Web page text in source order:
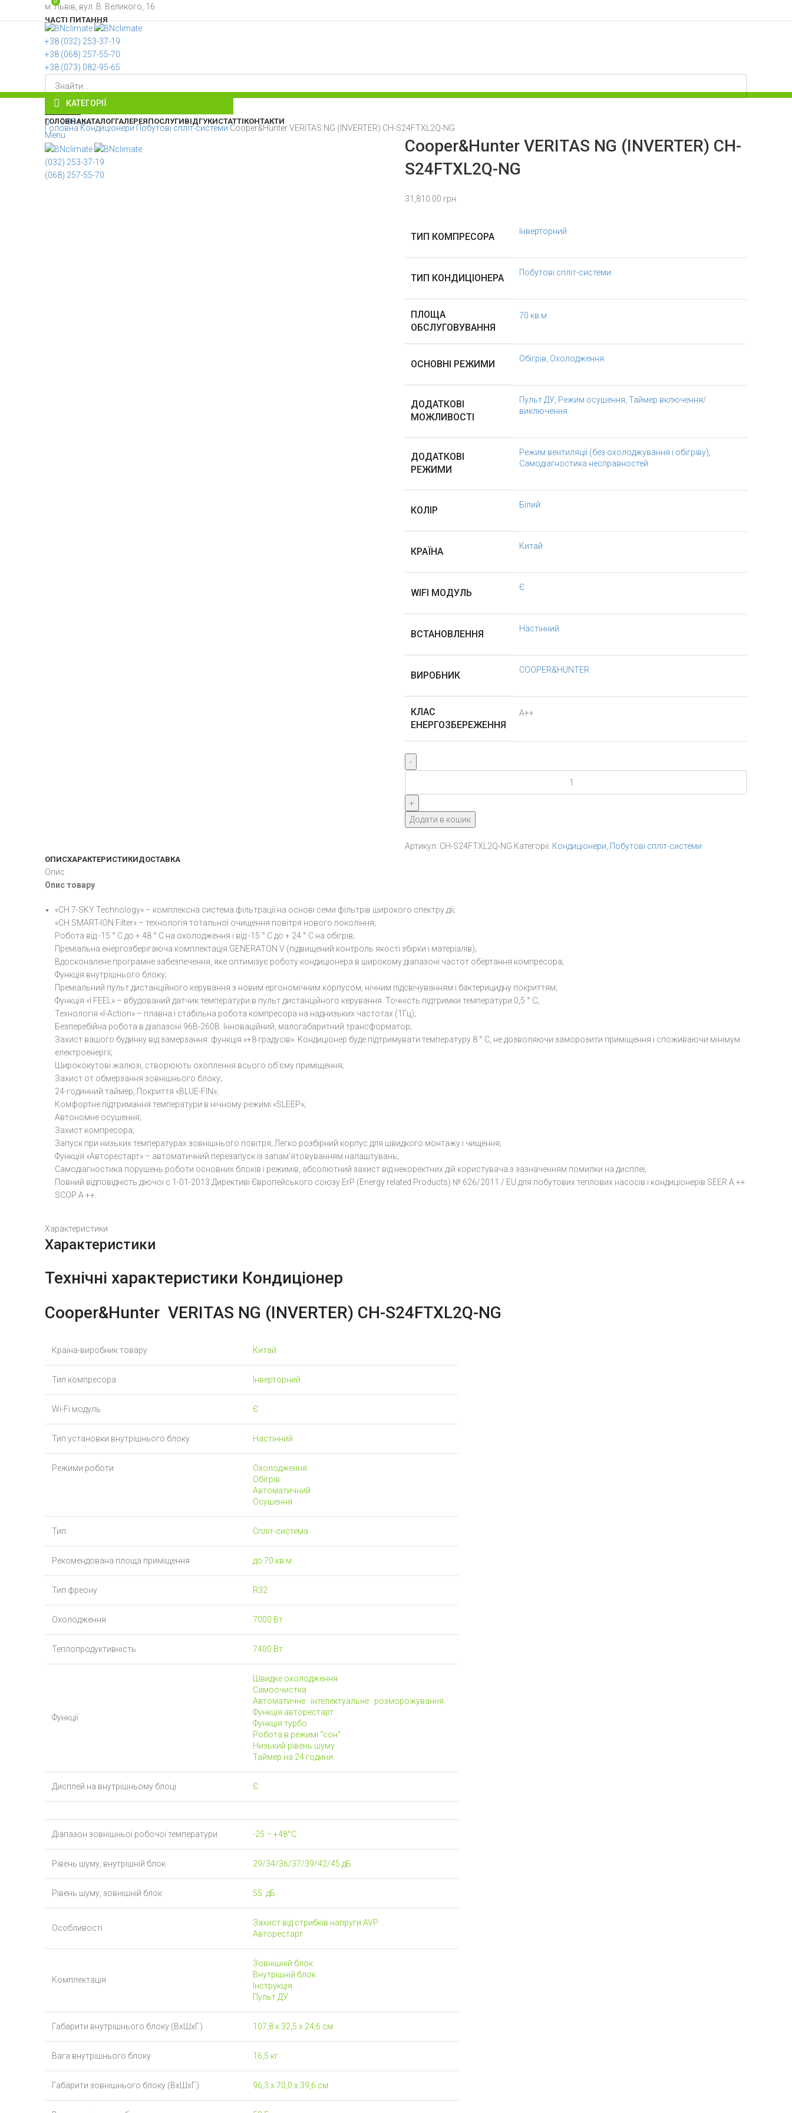
м. Львів, вул. В. Великого, 16
ЧАСТІ ПИТАННЯ
+38 ‎(032) 253-37-19
+38 (068) 257-55-70
+38 (073) 082-95-65
ОБЕРІТЬ КАТЕГОРІЮ
Search
0
0.00грн.
Menu
(032) 253-37-19
(068) 257-55-70
КАТЕГОРІЇ
ГОЛОВНАКАТАЛОГГАЛЕРЕЯПОСЛУГИВІДГУКИСТАТТІКОНТАКТИ
Головна Кондиціонери Побутові спліт-системи Cooper&Hunter VERITAS NG (INVERTER) CH-S24FTXL2Q-NG
Cooper&Hunter VERITAS NG (INVERTER) CH-
S24FTXL2Q-NG
31,810.00 грн.
ТИП КОМПРЕСОРА Інверторний
ТИП КОНДИЦІОНЕРА Побутові спліт-системи
ПЛОЩА
ОБСЛУГОВУВАННЯ
70 кв.м
ОСНОВНІ РЕЖИМИ Обігрів Охолодження
ДОДАТКОВІ
МОЖЛИВОСТІ
Пульт ДУ Режим осушення Таймер включення/
виключення
ДОДАТКОВІ
РЕЖИМИ
Режим вентиляції (без охолоджування і обігріву)
Самодіагностика несправностей
КОЛІР Білий
КРАЇНА Китай
WIFI МОДУЛЬ Є
ВСТАНОВЛЕННЯ Настінний
ВИРОБНИК COOPER&HUNTER
КЛАС
ЕНЕРГОЗБЕРЕЖЕННЯ
А++
NG
(INVERTER)
CH-
S24FTXL2Q-
NG
Додати в кошик
Артикул: CH-S24FTXL2Q-NG Категорії: Кондиціонери Побутові спліт-системи
ОПИСХАРАКТЕРИСТИКИДОСТАВКА
Опис
Опис товару
«CH 7-SKY Technology» – комплексна система фільтрації на основі семи фільтрів широкого спектру дії;
«CH SMART-ION Filter» – технологія тотальної очищення повітря нового покоління;
Робота від -15 ° С до + 48 ° С на охолодження і від -15 ° С до + 24 ° С на обігрів;
Преміальна енергозберігаюча комплектація GENERATON V (підвищений контроль якості збірки і матеріалів);
Вдосконалене програмне забезпечення, яке оптимізує роботу кондиціонера в широкому діапазоні частот обертання компресора;
Функція внутрішнього блоку;
Преміальний пульт дистанційного керування з новим ергономічним корпусом, нічним підсвічуванням і бактерицидну покриттям;
Функція «I FEEL» – вбудований датчик температури в пульт дистанційного керування. Точність підтримки температури 0,5 ° С;
Технологія «I-Action» – плавна і стабільна робота компресора на наднизьких частотах (1Гц);
Безперебійна робота в діапазоні 96В-260В. Інноваційний, малогабаритний трансформатор;
Захист вашого будинку від замерзання: функція «+8 градусів». Кондиціонер буде підтримувати температуру 8 ° С, не дозволяючи заморозити приміщення і споживаючи мінімум
електроенергії;
Ширококутові жалюзі, створюють охоплення всього об’єму приміщення;
Захист oт обмерзання зовнішнього блоку;
24-годинний таймер; Покриття «BLUE-FIN»;
Комфортне підтримання температури в нічному режимі «SLEEP»;
Автономне осушення;
Захист компресора;
Запуск при низьких температурах зовнішнього повітря; Легко розбірний корпус для швидкого монтажу і чищення;
Функція «Авторестарт» – автоматичний перезапуск із запам’ятовуванням налаштувань;
Самодіагностика порушень роботи основних блоків і режимів, абсолютний захист від некоректних дій користувача з зазначенням помилки на дисплеї;
Повний відповідність діючої c 1-01-2013 Директиві Європейського союзу ErP (Energy related Products) № 626/2011 / EU для побутових теплових насосів і кондиціонерів SEER A ++
SCOP A ++.
Характеристики
Характеристики
Технічні характеристики Кондиціонер
Cooper&Hunter VERITAS NG (INVERTER) CH-S24FTXL2Q-NG
Країна-виробник товару Китай
Тип компресора Інверторний
Wi-Fi модуль Є
Тип установки внутрішнього блоку Настінний
Режими роботи
Охолодження
Обігрів
Автоматичний
Осушення
Тип Спліт-система
Рекомендована площа приміщення до 70 кв.м
Тип фреону R32
Охолодження 7000 Вт
Теплопродуктивність 7400 Вт
Функції
Швидке охолодження
Самоочистка
Автоматичне інтелектуальне розморожування.
Функція авторестарт.
Функція турбо
Робота в режимі “сон”
Низький рівень шуму
Таймер на 24 години.
Дисплей на внутрішньому блоці Є
Діапазон зовнішньої робочої температури -25 – +48°C
Рівень шуму, внутрішній блок 29/34/36/37/39/42/45 дБ
Рівень шуму, зовнішній блок 55 дБ
Особливості
Захист від стрибків напруги AVP
Авторестарт
Комплектація
Зовнішній блок
Внутрішній блок
Інструкція
Пульт ДУ
Габарити внутрішнього блоку (ВхШхГ) 107,8 х 32,5 х 24,6 см
Вага внутрішнього блоку 16,5 кг
Габарити зовнішнього блоку (ВхШхГ) 96,3 x 70,0 x 39,6 см